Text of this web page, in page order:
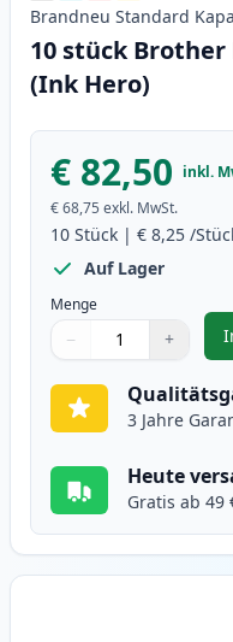
Brandneu Standard
10 stück
(Ink Hero)
€ 82,50 inkl.
€ 68,75 exkl. MwSt.
10 Stück | € 8,25 /
Auf Lager
Menge
Verwenden Sie die
− +
1
3 Jahre
Heute
Gratis ab 49